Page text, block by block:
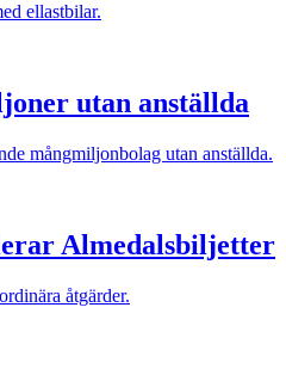
ellastbilar.
utan anställda
mångmiljonbolag utan anställda.
Almedalsbiljetter
åtgärder.